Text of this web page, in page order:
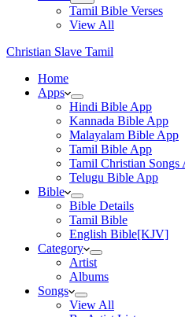
Tamil Bible Verses
View All
Christian Slave Tamil
Home
Apps
Hindi Bible App
Kannada Bible App
Malayalam Bible App
Tamil Bible App
Tamil Christian Songs
Telugu Bible App
Bible
Bible Details
Tamil Bible
English Bible[KJV]
Category
Artist
Albums
Songs
View All